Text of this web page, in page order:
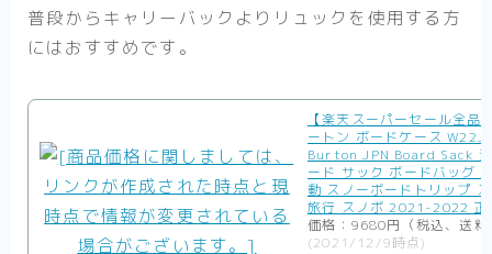
普段からキャリーバックよりリュックを使用する方
にはおすすめです。
【楽天スーパーセール全品
ートン ボードケース
Burton JPN Board Sack
ード サック ボードバッグ
動 スノーボードトリップ
旅行 スノボ 2021-2022 正
価格：9680円（税込、送
(2021/12/9時点)